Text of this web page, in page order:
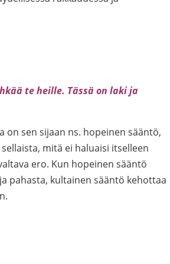
te heille. Tässä on laki ja
on sen sijaan ns. hopeinen sääntö,
mitä ei haluaisi itselleen
ero. Kun hopeinen sääntö
pahasta, kultainen sääntö kehottaa